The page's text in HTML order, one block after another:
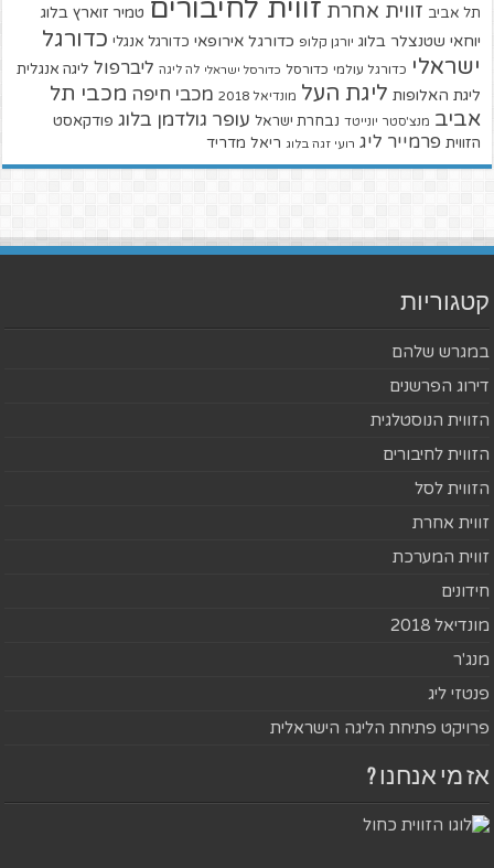
תל אביב זווית אחרת זווית לחיבורים טמיר זוארץ בלוג
יוחאי שטנצלר בלוג יורגן קלופ כדורגל אירופאי כדורגל אנגלי כדורגל
ישראלי כדורגל עולמי כדורסל כדורסל ישראלי לה ליגה ליברפול ליגה אנגלית
ליגת האלופות ליגת העל מונדיאל 2018 מכבי חיפה מכבי תל
אביב מנצ'סטר יונייטד נבחרת ישראל עופר גולדמן בלוג פודקאסט
הזווית פרמייר ליג רועי זגה בלוג ריאל מדריד
קטגוריות
במגרש שלהם
דירוג הפרשנים
הזווית הנוסטלגית
הזווית לחיבורים
הזווית לסל
זווית אחרת
זווית המערכת
חידונים
מונדיאל 2018
מנג'ר
פנטזי ליג
פרויקט פתיחת הליגה הישראלית
אז מי אנחנו ?